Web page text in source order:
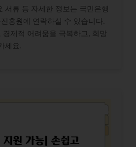
서류 등 자세한 정보는 국민은행
흥원에 연락하실 수 있습니다.
제적 어려움을 극복하고, 희망
세요.